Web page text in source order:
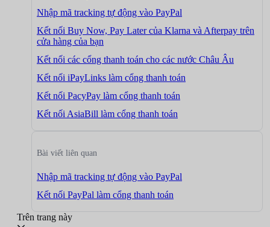
Nhập mã tracking tự động vào PayPal
Kết nối Buy Now, Pay Later của Klarna và Afterpay trên
cửa hàng của bạn
Kết nối các cổng thanh toán cho các nước Châu Âu
Kết nối iPayLinks làm cổng thanh toán
Kết nối PacyPay làm cổng thanh toán
Kết nối AsiaBill làm cổng thanh toán
Bài viết liên quan
Nhập mã tracking tự động vào PayPal
Kết nối PayPal làm cổng thanh toán
Trên trang này